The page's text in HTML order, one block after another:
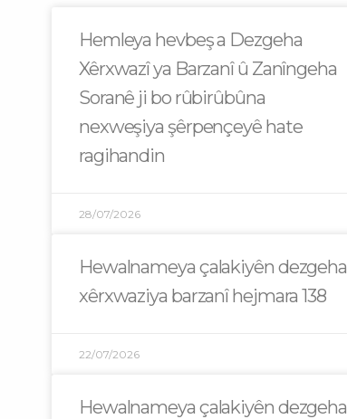
Hemleya hevbeş a Dezgeha
Xêrxwazî ya Barzanî û Zanîngeha
Soranê ji bo rûbirûbûna
nexweşiya şêrpençeyê hate
ragihandin
28/07/2026
Hewalnameya çalakiyên dezgeha
xêrxwaziya barzanî hejmara 138
22/07/2026
Hewalnameya çalakiyên dezgeha